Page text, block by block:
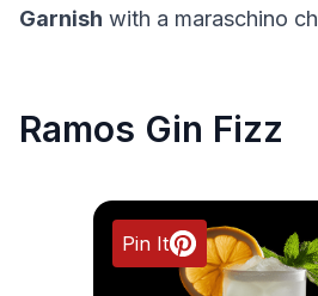
Garnish with a maraschino
Ramos Gin Fizz
Pin It